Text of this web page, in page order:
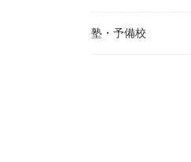
塾・予備校